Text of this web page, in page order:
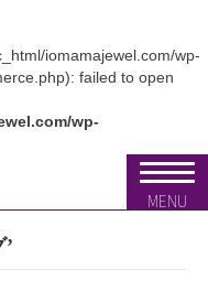
iomamajewel.com/wp-
failed to open
wp-
MENU